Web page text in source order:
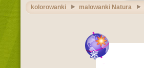
kolorowanki malowanki Natura